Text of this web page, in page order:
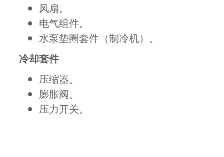
风扇。
电气组件。
水泵垫圈套件（制冷机）。
冷却套件
压缩器。
膨胀阀。
压力开关。